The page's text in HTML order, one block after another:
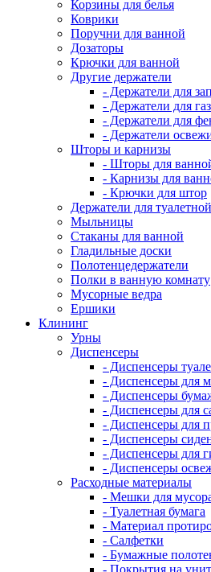
Корзины для белья
Коврики
Поручни для ванной
Дозаторы
Крючки для ванной
Другие держатели
- Держатели для
- Держатели для
- Держатели для
- Держатели
Шторы и карнизы
- Шторы для
- Карнизы для
- Крючки для штор
Держатели для
Мыльницы
Стаканы для ванной
Гладильные доски
Полотенцедержатели
Полки в ванную комнату
Мусорные ведра
Ершики
Клининг
Урны
Диспенсеры
- Диспенсеры
- Диспенсеры для
- Диспенсеры
- Диспенсеры для
- Диспенсеры для
- Диспенсеры
- Диспенсеры для
- Диспенсеры
Расходные материалы
- Мешки для
- Туалетная бумага
- Материал
- Салфетки
- Бумажные
- Покрытия на